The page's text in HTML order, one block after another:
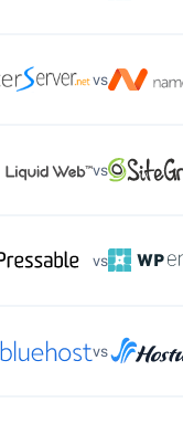
vs
vs
vs
vs